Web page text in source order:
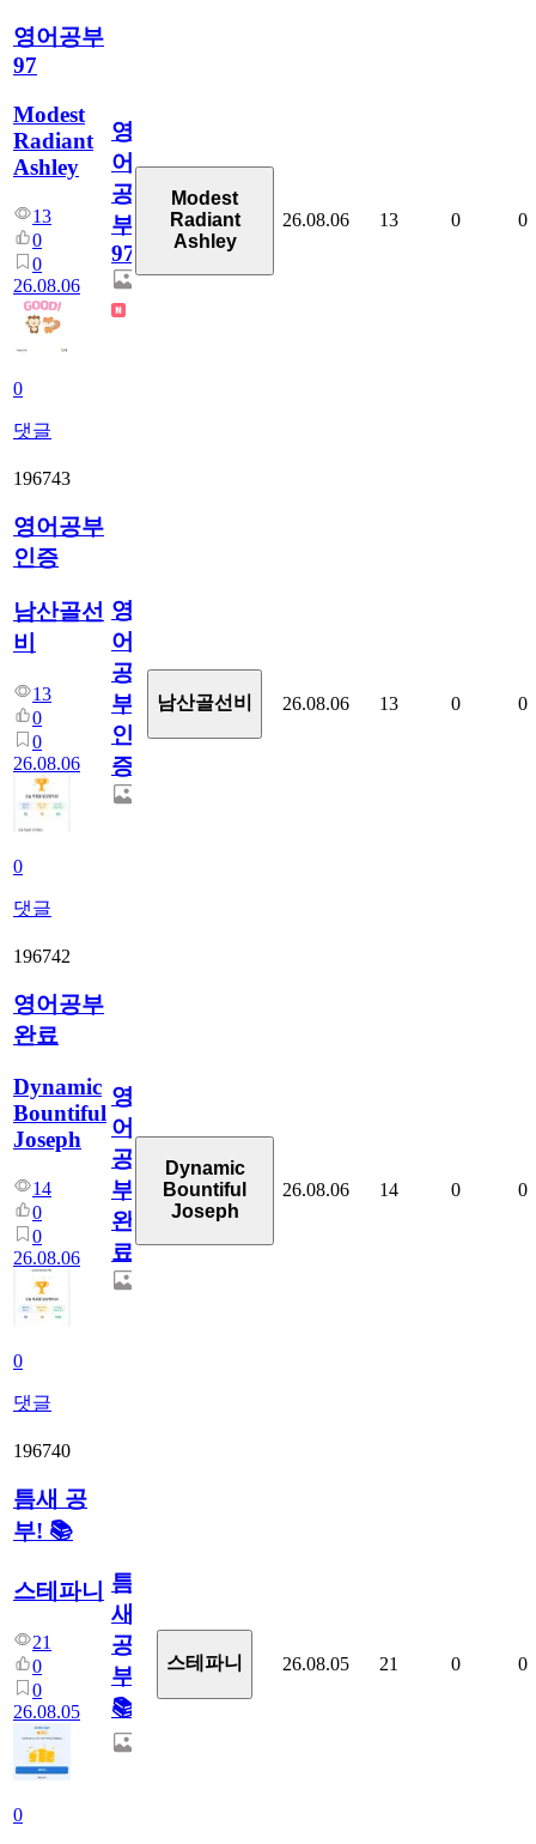
영어공부
97
Modest
Radiant
Ashley
13
0
0
26.08.06
0
댓글
영
어
공
부
97
Modest
Radiant
Ashley
26.08.06 13 0 0
196743
영어공부
인증
남산골선
비
13
0
0
26.08.06
0
댓글
영
어
공
부
인
증
남산골선비 26.08.06 13 0 0
196742
영어공부
완료
Dynamic
Bountiful
Joseph
14
0
0
26.08.06
0
댓글
영
어
공
부
완
료
Dynamic
Bountiful
Joseph
26.08.06 14 0 0
196740
틈새 공
부! 📚
스테파니
21
0
0
26.08.05
0
틈
새
공
부!
📚
스테파니 26.08.05 21 0 0